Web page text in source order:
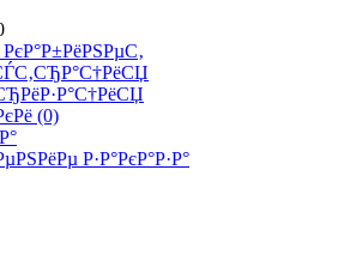
(0)
Р·Р°РєР°Р·Р°